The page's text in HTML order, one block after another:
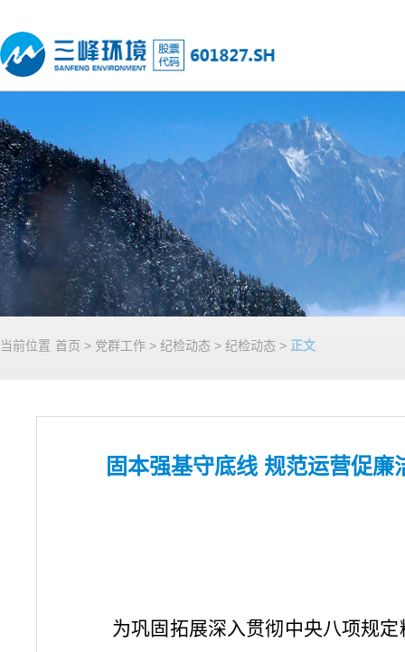
当前位置 首页 > 党群工作 > 纪检动态 > 纪检动态 > 正文
固本强基守底线 规范运营促
为巩固拓展深入贯彻中央八项规